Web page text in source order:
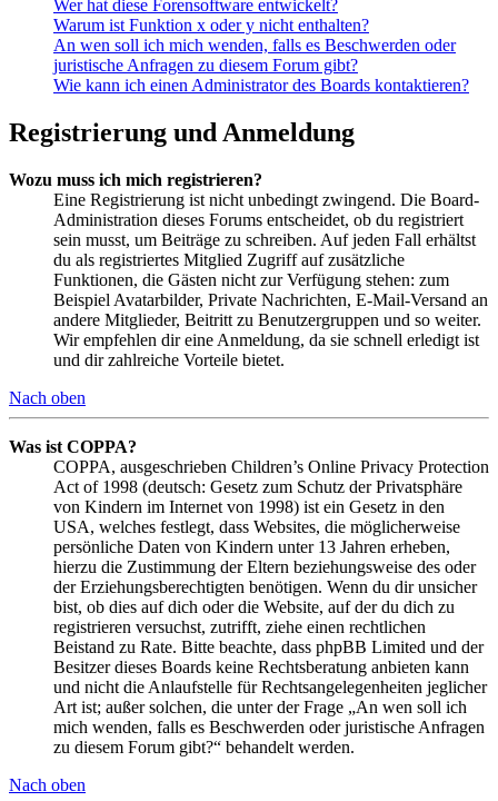
Wer hat diese Forensoftware entwickelt?
Warum ist Funktion x oder y nicht enthalten?
An wen soll ich mich wenden, falls es Beschwerden oder
juristische Anfragen zu diesem Forum gibt?
Wie kann ich einen Administrator des Boards kontaktieren?
Registrierung und Anmeldung
Wozu muss ich mich registrieren?
Eine Registrierung ist nicht unbedingt zwingend. Die Board-
Administration dieses Forums entscheidet, ob du registriert
sein musst, um Beiträge zu schreiben. Auf jeden Fall erhältst
du als registriertes Mitglied Zugriff auf zusätzliche
Funktionen, die Gästen nicht zur Verfügung stehen: zum
Beispiel Avatarbilder, Private Nachrichten, E-Mail-Versand an
andere Mitglieder, Beitritt zu Benutzergruppen und so weiter.
Wir empfehlen dir eine Anmeldung, da sie schnell erledigt ist
und dir zahlreiche Vorteile bietet.
Nach oben
Was ist COPPA?
COPPA, ausgeschrieben Children’s Online Privacy Protection
Act of 1998 (deutsch: Gesetz zum Schutz der Privatsphäre
von Kindern im Internet von 1998) ist ein Gesetz in den
USA, welches festlegt, dass Websites, die möglicherweise
persönliche Daten von Kindern unter 13 Jahren erheben,
hierzu die Zustimmung der Eltern beziehungsweise des oder
der Erziehungsberechtigten benötigen. Wenn du dir unsicher
bist, ob dies auf dich oder die Website, auf der du dich zu
registrieren versuchst, zutrifft, ziehe einen rechtlichen
Beistand zu Rate. Bitte beachte, dass phpBB Limited und der
Besitzer dieses Boards keine Rechtsberatung anbieten kann
und nicht die Anlaufstelle für Rechtsangelegenheiten jeglicher
Art ist; außer solchen, die unter der Frage „An wen soll ich
mich wenden, falls es Beschwerden oder juristische Anfragen
zu diesem Forum gibt?“ behandelt werden.
Nach oben